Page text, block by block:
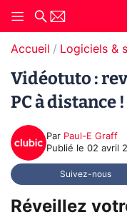
Accueil Logiciels &
Vidéotuto :
PC à distance !
Par Paul-E Graff
Publié le 02 avril
Suivez-nous
Réveillez